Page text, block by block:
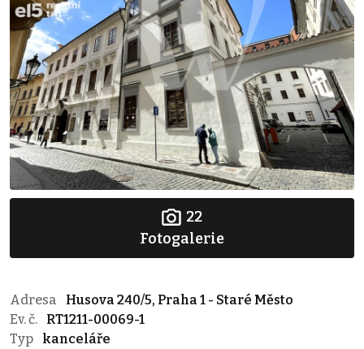
22
Fotogalerie
Adresa
Husova 240/5, Praha 1 - Staré Město
Ev. č.
RT1211-00069-1
Typ
kanceláře